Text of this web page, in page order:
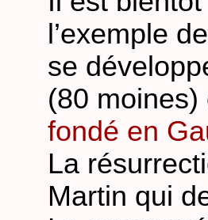
l’exemple
se
(80
fondé en
La
Martin qui